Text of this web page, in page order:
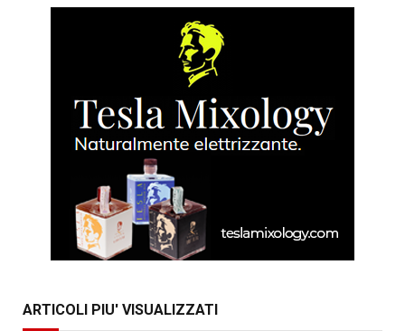
ARTICOLI PIU' VISUALIZZATI